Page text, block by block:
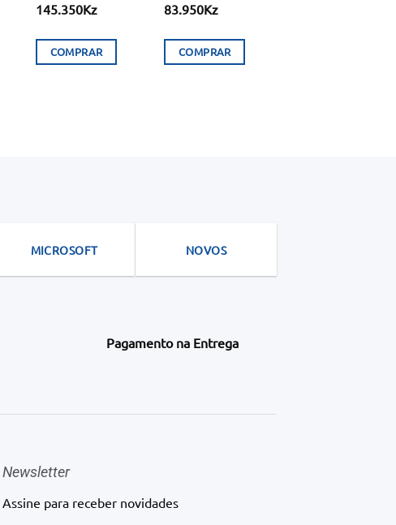
145.350Kz
COMPRAR
83.950Kz
COMPRAR
MICROSOFT NOVOS
Pagamento na Entrega
Newsletter
Assine para receber novidades